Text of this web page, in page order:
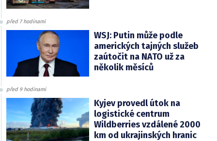
před 7 hodinami
WSJ: Putin může podle
amerických tajných služeb
zaútočit na NATO už za
několik měsíců
před 9 hodinami
Kyjev provedl útok na
logistické centrum
Wildberries vzdálené 2000
km od ukrajinských hranic